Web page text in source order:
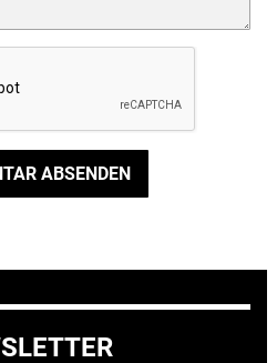
ABSENDEN